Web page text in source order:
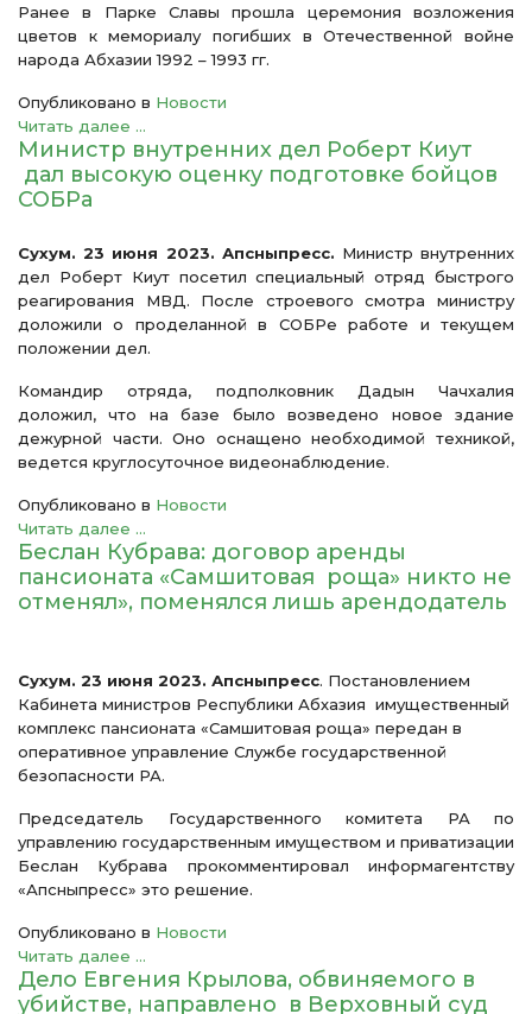
Ранее в Парке Славы прошла церемония возложения
цветов к мемориалу погибших в Отечественной войне
народа Абхазии 1992 – 1993 гг.
Опубликовано в Новости
Читать далее ...
Министр внутренних дел Роберт Киут
дал высокую оценку подготовке бойцов
СОБРа
Сухум. 23 июня 2023. Апсныпресс. Министр внутренних
дел Роберт Киут посетил специальный отряд быстрого
реагирования МВД. После строевого смотра министру
доложили о проделанной в СОБРе работе и текущем
положении дел.
Командир отряда, подполковник Дадын Чачхалия
доложил, что на базе было возведено новое здание
дежурной части. Оно оснащено необходимой техникой,
ведется круглосуточное видеонаблюдение.
Опубликовано в Новости
Читать далее ...
Беслан Кубрава: договор аренды
пансионата «Самшитовая роща» никто не
отменял», поменялся лишь арендодатель
Сухум. 23 июня 2023. Апсныпресс. Постановлением
Кабинета министров Республики Абхазия имущественный
комплекс пансионата «Самшитовая роща» передан в
оперативное управление Службе государственной
безопасности РА.
Председатель Государственного комитета РА по
управлению государственным имуществом и приватизации
Беслан Кубрава прокомментировал информагентству
«Апсныпресс» это решение.
Опубликовано в Новости
Читать далее ...
Дело Евгения Крылова, обвиняемого в
убийстве, направлено в Верховный суд